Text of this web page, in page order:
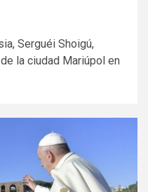
Serguéi Shoigú,
la ciudad Mariúpol en